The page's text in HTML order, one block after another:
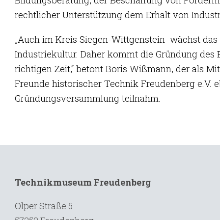
rechtlicher Unterstützung dem Erhalt von
„Auch im Kreis Siegen-Wittgenstein wächst das
Industriekultur. Daher kommt die Gründung des
richtigen Zeit,“ betont Boris Wißmann, der als
Freunde historischer Technik Freudenberg e.V.
Gründungsversammlung teilnahm.
Technikmuseum Freudenberg
Olper Straße 5